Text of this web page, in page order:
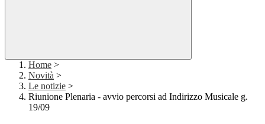
Home >
Novità >
Le notizie >
Riunione Plenaria - avvio percorsi ad Indirizzo Musicale g.
19/09